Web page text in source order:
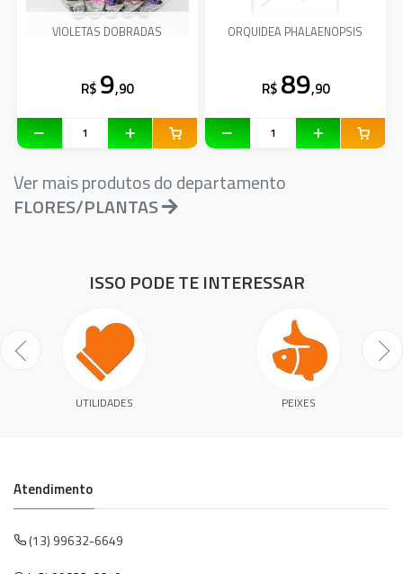
VIOLETAS DOBRADAS
R$ 9,90
ORQUIDEA PHALAENOPSIS
R$ 89,90
Ver mais produtos do departamento
FLORES/PLANTAS
ISSO PODE TE INTERESSAR
UTILIDADES PEIXES
Atendimento
(13) 99632-6649